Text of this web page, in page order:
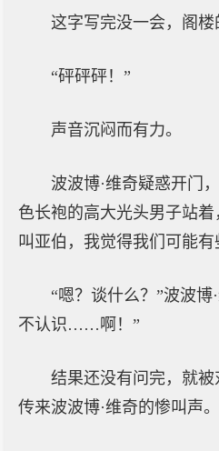
这字写完没一会，阁楼
“砰砰砰！”
声音沉闷而有力。
波波博·维奇疑惑开门
色长袍的高大光头男子站
叫亚伯，我觉得我们可能有
“嗯？谈什么？”波波博
不认识……啊！”
结果还没有问完，就
传来波波博·维奇的惨叫声。